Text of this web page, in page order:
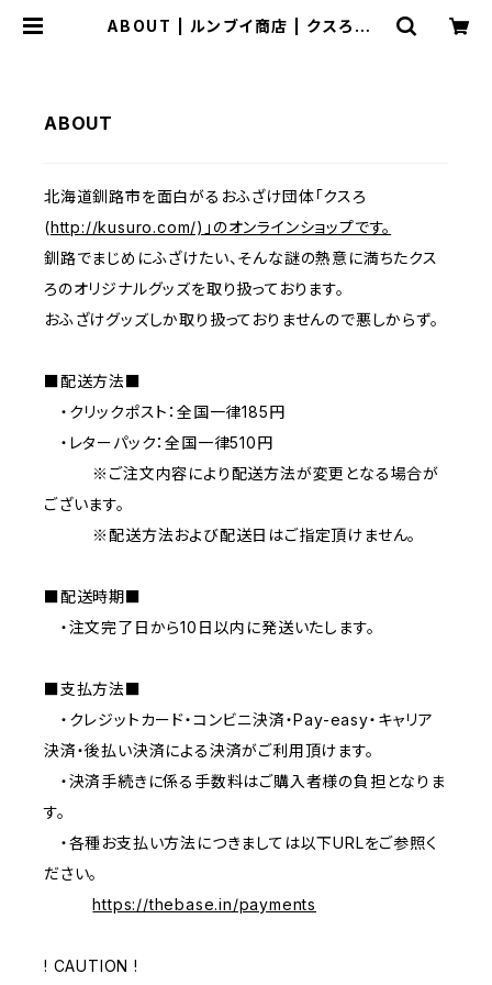
ABOUT | ルンブイ商店 | クスろオン
ABOUT
北海道釧路市を面白がるおふざけ団体「クスろ
(http://kusuro.com/)」のオンラインショップです。
釧路でまじめにふざけたい、そんな謎の熱意に満ちたクス
ろのオリジナルグッズを取り扱っております。
おふざけグッズしか取り扱っておりませんので悪しからず。
■配送方法■
・クリックポスト：全国一律185円
・レターパック：全国一律510円
※ご注文内容により配送方法が変更となる場合が
ございます。
※配送方法および配送日はご指定頂けません。
■配送時期■
・注文完了日から10日以内に発送いたします。
■支払方法■
・クレジットカード・コンビニ決済・Pay-easy・キャリア
決済・後払い決済による決済がご利用頂けます。
・決済手続きに係る手数料はご購入者様の負担となりま
す。
・各種お支払い方法につきましては以下URLをご参照く
ださい。
https://thebase.in/payments
! CAUTION !